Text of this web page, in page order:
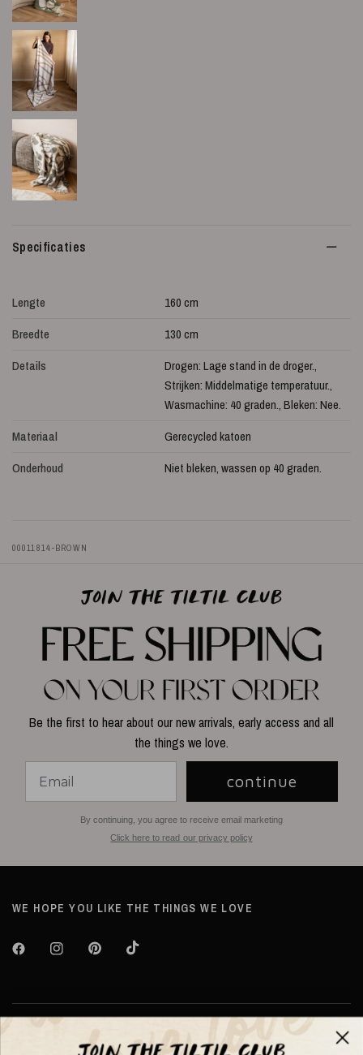
Specificaties
Lengte
160 cm
Breedte
130 cm
Details
Drogen: Lage stand in de droger.,
Strijken: Middelmatige temperatuur.,
Wasmachine: 40 graden., Bleken: Nee.
Materiaal
Gerecycled katoen
Onderhoud
Niet bleken, wassen op 40 graden.
00011814-BROWN
Be the first to hear about our new arrivals, early access and all
the things we love.
continue
By continuing, you agree to receive email marketing
Click here to read our privacy policy
WE HOPE YOU LIKE THE THINGS WE LOVE
Over TILTIL